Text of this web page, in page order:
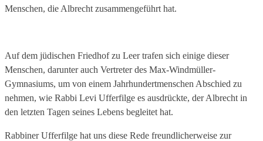
Menschen, die Albrecht zusammengeführt hat.
Auf dem jüdischen Friedhof zu Leer trafen sich einige dieser
Menschen, darunter auch Vertreter des Max-Windmüller-
Gymnasiums, um von einem Jahrhundertmenschen Abschied zu
nehmen, wie Rabbi Levi Ufferfilge es ausdrückte, der Albrecht in
den letzten Tagen seines Lebens begleitet hat.
Rabbiner Ufferfilge hat uns diese Rede freundlicherweise zur